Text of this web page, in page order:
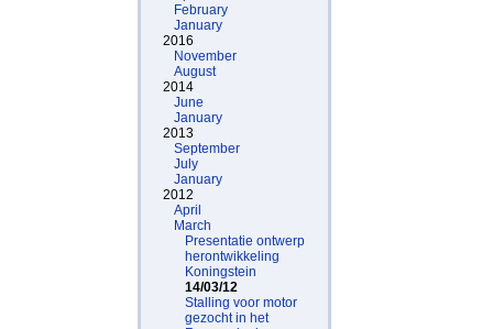
February
January
2016
November
August
2014
June
January
2013
September
July
January
2012
April
March
Presentatie ontwerp
herontwikkeling
Koningstein
14/03/12
Stalling voor motor
gezocht in het